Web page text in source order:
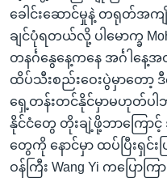
ခေါင်းဆောင်မှုနဲ့ တရုတ်အ
ချင်ပုံရတယ်လို့ ပါမောက္ခ
တနင်္ဂနွေနေ့ကနေ အင်္ဂါနေ့
ထိပ်သီးစည်းဝေးပွဲမှာတေ
ရှေ့တန်းတင်နိုင်မှာမဟုတ်ပါဘူး
နိုင်ငံတွေ တိုးချဲ့ဖို့ဘာကြော
တွေကို နောင်မှာ ထပ်ပြီးရှင်
ဝန်ကြီး Wang Yi ကပြောက